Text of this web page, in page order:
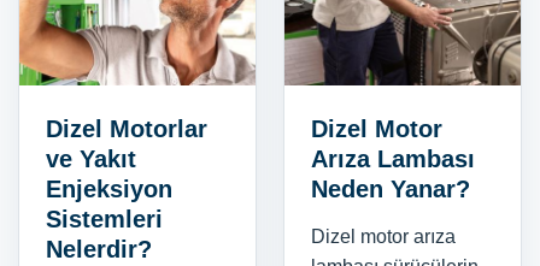
Dizel Motorlar
ve Yakıt
Enjeksiyon
Sistemleri
Nelerdir?
Dizel Motor
Arıza Lambası
Neden Yanar?
Dizel motor arıza